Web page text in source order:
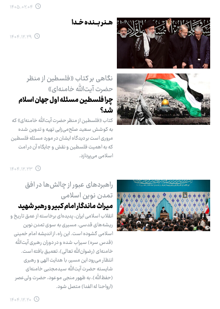
۱۴۰۵.۰۲.۰۴
هــنر بـــنده خــدا
۱۴۰۴.۱۲.۲۹
نگاهی بر کتاب «فلسطین از منظر
حضرت آیت‌الله خامنه‌ای»
چرا فلسطین مسئله اول جهان اسلام
شد؟
کتاب «فلسطین از منظر حضرت آیت‌الله خامنه‌ای» که
به کوشش سعید صلح‌می‌زایی تهیه و تدوین شده
مروری است بر دیدگاه ایشان در مورد مسئله فلسطین
که به اهمیت فلسطین و نقش و جایگاه آن در امت
اسلامی می‌پردازد.
۱۴۰۴.۱۲.۲۳
راهبردهای عبور از چالش‌ها در افق
تمدن نوین اسلامی
میراث ماندگار امام کبیر و رهبر شهید
انقلاب اسلامی ایران، پدیده‌ای برخاسته از عمق تاریخ و
ریشه‌های قدسی، مسیری به سوی تمدن نوین
اسلامی گشوده است. این راه، از اندیشه امام خمینی
(قدس سره) سیراب شده و در دوران رهبری آیت‌الله
خامنه‌ای (رضوان‌الله تعالی)، تعمیق یافته است.
انتظار می‌رود این مسیر، با هدایت الهی و رهبری
شایسته حضرت آیت‌الله سیدمجتبی خامنه‌ای
(حفظ‌الله)، به ظهور منجی موعود، حضرت ولی‌عصر
(ارواحنا له الفدا) متصل شود.
۱۴۰۴.۱۲.۲۰